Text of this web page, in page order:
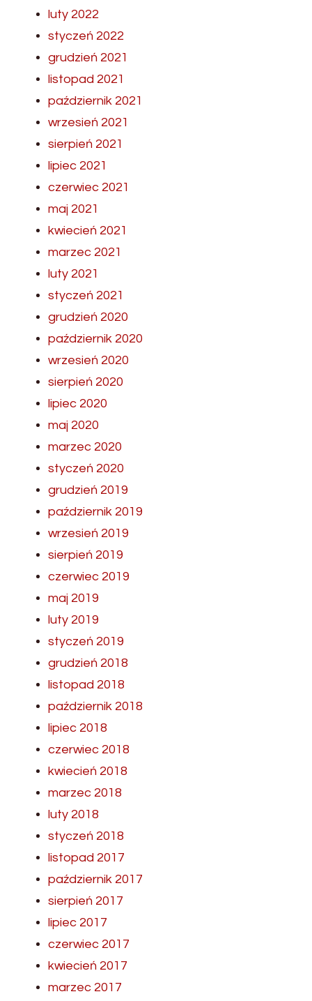
luty 2022
styczeń 2022
grudzień 2021
listopad 2021
październik 2021
wrzesień 2021
sierpień 2021
lipiec 2021
czerwiec 2021
maj 2021
kwiecień 2021
marzec 2021
luty 2021
styczeń 2021
grudzień 2020
październik 2020
wrzesień 2020
sierpień 2020
lipiec 2020
maj 2020
marzec 2020
styczeń 2020
grudzień 2019
październik 2019
wrzesień 2019
sierpień 2019
czerwiec 2019
maj 2019
luty 2019
styczeń 2019
grudzień 2018
listopad 2018
październik 2018
lipiec 2018
czerwiec 2018
kwiecień 2018
marzec 2018
luty 2018
styczeń 2018
listopad 2017
październik 2017
sierpień 2017
lipiec 2017
czerwiec 2017
kwiecień 2017
marzec 2017